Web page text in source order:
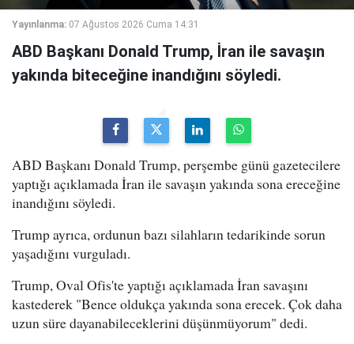
Yayınlanma: 07 Ağustos 2026 Cuma 14:31
ABD Başkanı Donald Trump, İran ile savaşın
yakında biteceğine inandığını söyledi.
ABD Başkanı Donald Trump, perşembe günü gazetecilere
yaptığı açıklamada İran ile savaşın yakında sona ereceğine
inandığını söyledi.
Trump ayrıca, ordunun bazı silahların tedarikinde sorun
yaşadığını vurguladı.
Trump, Oval Ofis'te yaptığı açıklamada İran savaşını
kastederek "Bence oldukça yakında sona erecek. Çok daha
uzun süre dayanabileceklerini düşünmüyorum" dedi.